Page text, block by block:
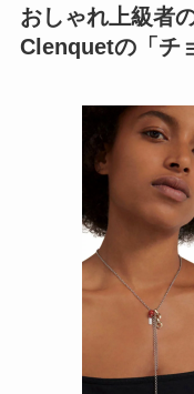
おしゃれ上級者
Clenquetの「チ